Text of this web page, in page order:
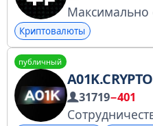
Криптовалюты
публичный
A01K.CRYPTO
31719−401